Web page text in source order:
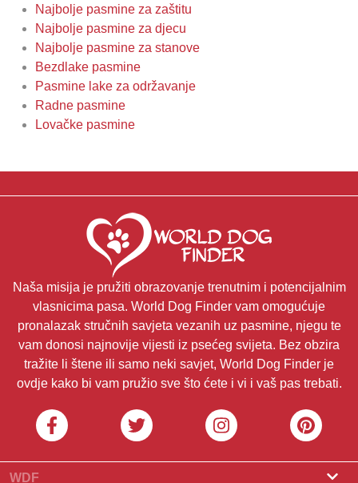
Najbolje pasmine za zaštitu
Najbolje pasmine za djecu
Najbolje pasmine za stanove
Bezdlake pasmine
Pasmine lake za održavanje
Radne pasmine
Lovačke pasmine
Naša misija je pružiti obrazovanje trenutnim i potencijalnim
vlasnicima pasa. World Dog Finder vam omogućuje
pronalazak stručnih savjeta vezanih uz pasmine, njegu te
vam donosi najnovije vijesti iz psećeg svijeta. Bez obzira
tražite li štene ili samo neki savjet, World Dog Finder je
ovdje kako bi vam pružio sve što ćete i vi i vaš pas trebati.
WDF